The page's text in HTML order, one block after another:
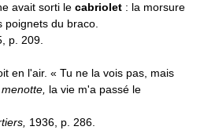
avait sorti le cabriolet : la morsure
poignets du braco.
p. 209.
en l'air. « Tu ne la vois pas, mais
menotte, la vie m'a passé le
1936, p. 286.